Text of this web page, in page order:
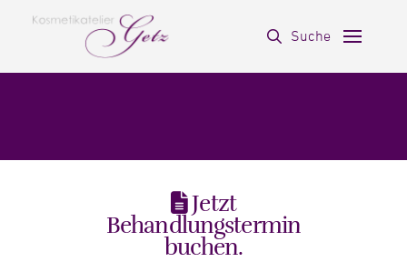
Suche
Jetzt
Behandlungstermin
buchen.